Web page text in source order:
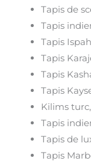
Tapis de
Tapis
Tapis
Tapis
Tapis
Tapis
Kilims
Tapis
Tapis de
Tapis